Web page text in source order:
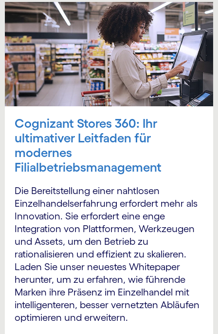
Cognizant Stores 360: Ihr
ultimativer Leitfaden für
modernes
Filialbetriebsmanagement
Die Bereitstellung einer nahtlosen
Einzelhandelserfahrung erfordert mehr als
Innovation. Sie erfordert eine enge
Integration von Plattformen, Werkzeugen
und Assets, um den Betrieb zu
rationalisieren und effizient zu skalieren.
Laden Sie unser neuestes Whitepaper
herunter, um zu erfahren, wie führende
Marken ihre Präsenz im Einzelhandel mit
intelligenteren, besser vernetzten Abläufen
optimieren und erweitern.